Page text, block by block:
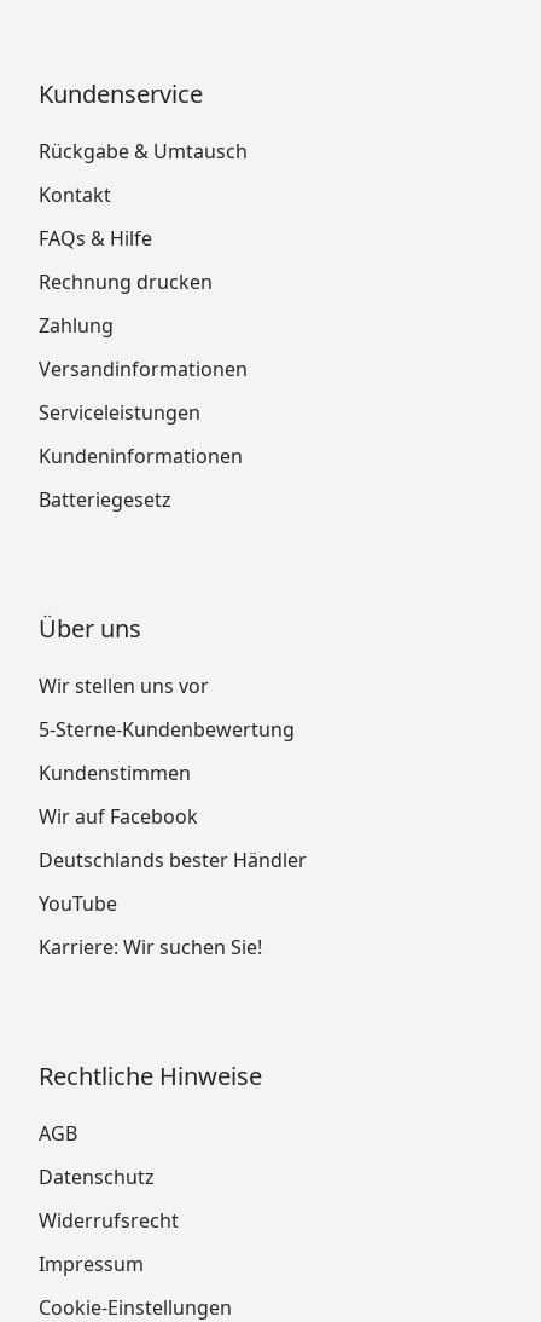
Kundenservice
Rückgabe & Umtausch
Kontakt
FAQs & Hilfe
Rechnung drucken
Zahlung
Versandinformationen
Serviceleistungen
Kundeninformationen
Batteriegesetz
Über uns
Wir stellen uns vor
5-Sterne-Kundenbewertung
Kundenstimmen
Wir auf Facebook
Deutschlands bester Händler
YouTube
Karriere: Wir suchen Sie!
Rechtliche Hinweise
AGB
Datenschutz
Widerrufsrecht
Impressum
Cookie-Einstellungen